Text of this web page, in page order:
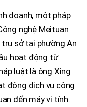
doanh, một pháp
nghệ Meituan
sở tại phường An
hoạt động từ
luật là ông Xing
động dịch vụ công
đến máy vi tính.